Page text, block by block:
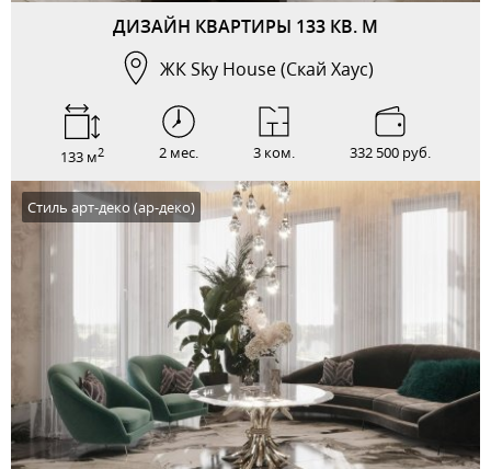
ДИЗАЙН КВАРТИРЫ 133 КВ. М
ЖК Sky House (Скай Хаус)
133 м2 2 мес. 3 ком. 332 500 руб.
Стиль арт-деко (ар-деко)